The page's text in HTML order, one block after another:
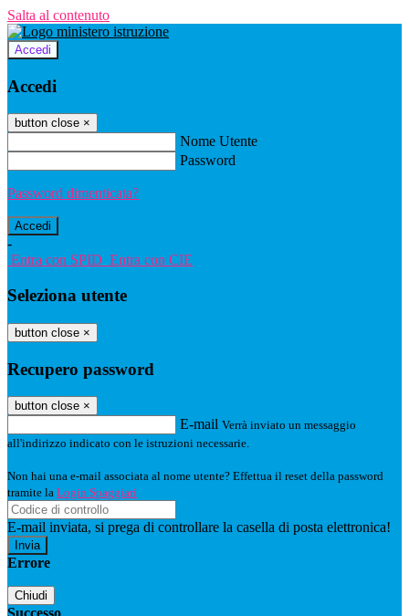
Salta al contenuto
Accedi
Accedi
button close ×
Nome Utente
Password
Password dimenticata?
-
Entra con SPID Entra con CIE
Seleziona utente
button close ×
Recupero password
button close ×
E-mail Verrà inviato un messaggio
all'indirizzo indicato con le istruzioni necessarie.
Non hai una e-mail associata al nome utente? Effettua il reset della password
tramite la Login Spaggiari
E-mail inviata, si prega di controllare la casella di posta elettronica!
Errore
Chiudi